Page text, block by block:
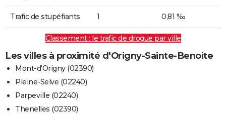
Trafic de stupéfiants 1 0,81 ‰
Classement : le trafic de drogue par ville
Les villes à proximité d'Origny-Sainte-Benoite
Mont-d'Origny (02390)
Pleine-Selve (02240)
Parpeville (02240)
Thenelles (02390)